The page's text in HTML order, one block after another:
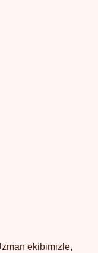
ekibimizle,